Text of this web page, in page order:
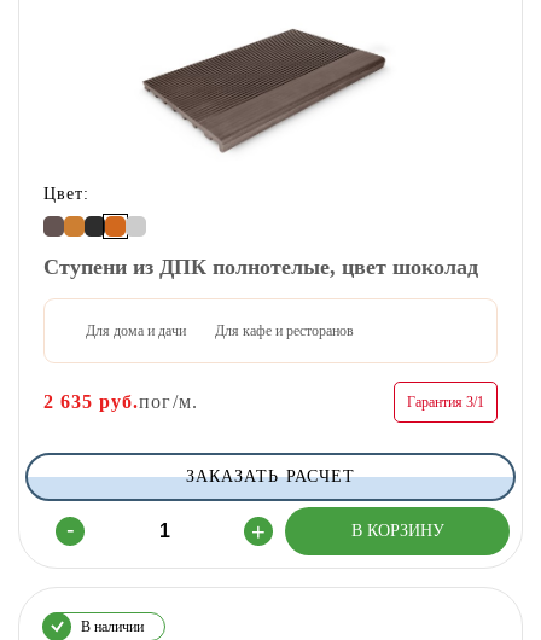
Цвет:
Ступени из ДПК полнотелые, цвет шоколад
Для дома и дачи Для кафе и ресторанов
2 635 руб.пог/м. Гарантия 3/1
ЗАКАЗАТЬ РАСЧЕТ
В наличии